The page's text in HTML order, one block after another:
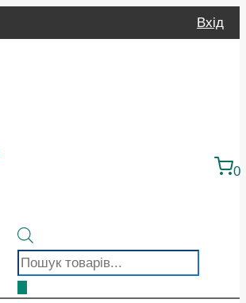
Вхід
Пошук
товарів
0